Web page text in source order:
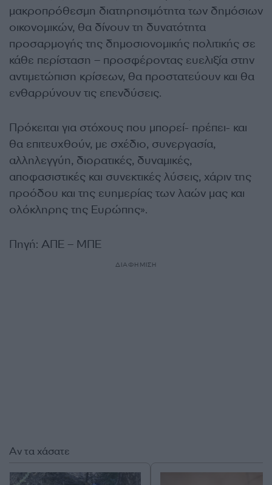
μακροπρόθεσμη διατηρησιμότητα των δημόσιων
οικονομικών, θα δίνουν τη δυνατότητα
προσαρμογής της δημοσιονομικής πολιτικής σε
κάθε περίσταση – προσφέροντας ευελιξία στην
αντιμετώπιση κρίσεων, θα προστατεύουν και θα
ενθαρρύνουν τις επενδύσεις.
Πρόκειται για στόχους που μπορεί- πρέπει- και
θα επιτευχθούν, με σχέδιο, συνεργασία,
αλληλεγγύη, διορατικές, δυναμικές,
αποφασιστικές και συνεκτικές λύσεις, χάριν της
προόδου και της ευημερίας των λαών μας και
ολόκληρης της Ευρώπης».
Πηγή: ΑΠΕ – ΜΠΕ
ΔΙΑΦΗΜΙΣΗ
Αν τα χάσατε